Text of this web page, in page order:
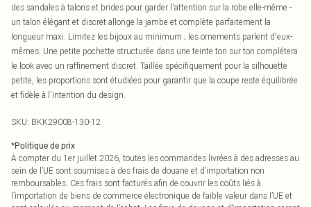
des sandales à talons et brides pour garder l'attention sur la robe elle-même -
un talon élégant et discret allonge la jambe et complète parfaitement la
longueur maxi. Limitez les bijoux au minimum ; les ornements parlent d'eux-
mêmes. Une petite pochette structurée dans une teinte ton sur ton complétera
le look avec un raffinement discret. Taillée spécifiquement pour la silhouette
petite, les proportions sont étudiées pour garantir que la coupe reste équilibrée
et fidèle à l'intention du design.
SKU: BKK29008-130-12
*Politique de prix
À compter du 1er juillet 2026, toutes les commandes livrées à des adresses au
sein de l’UE sont soumises à des frais de douane et d’importation non
remboursables. Ces frais sont facturés afin de couvrir les coûts liés à
l’importation de biens de commerce électronique de faible valeur dans l’UE et